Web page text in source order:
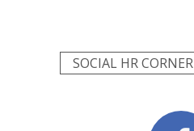
SOCIAL HR CORNER